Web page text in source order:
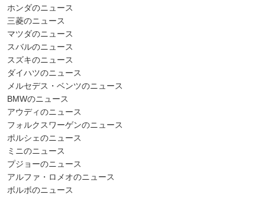
ホンダのニュース
三菱のニュース
マツダのニュース
スバルのニュース
スズキのニュース
ダイハツのニュース
メルセデス・ベンツのニュース
BMWのニュース
アウディのニュース
フォルクスワーゲンのニュース
ポルシェのニュース
ミニのニュース
プジョーのニュース
アルファ・ロメオのニュース
ボルボのニュース